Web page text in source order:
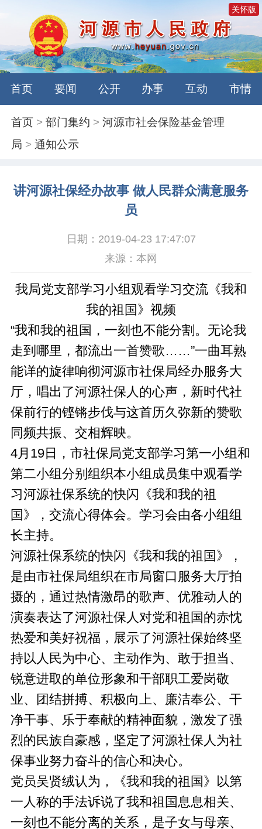
关怀版
首页 要闻 公开 办事 互动 市情
首页 >部门集约 >河源市社会保险基金管理
局 >通知公示
讲河源社保经办故事 做人民群众满意服务
员
日期：2019-04-23 17:47:07
来源：本网
我局党支部学习小组观看学习交流《我和
我的祖国》视频
“我和我的祖国，一刻也不能分割。无论我
走到哪里，都流出一首赞歌……”一曲耳熟
能详的旋律响彻河源市社保局经办服务大
厅，唱出了河源社保人的心声，新时代社
保前行的铿锵步伐与这首历久弥新的赞歌
同频共振、交相辉映。
4月19日，市社保局党支部学习第一小组和
第二小组分别组织本小组成员集中观看学
习河源社保系统的快闪《我和我的祖
国》，交流心得体会。学习会由各小组组
长主持。
河源社保系统的快闪《我和我的祖国》，
是由市社保局组织在市局窗口服务大厅拍
摄的，通过热情激昂的歌声、优雅动人的
演奏表达了河源社保人对党和祖国的赤忱
热爱和美好祝福，展示了河源社保始终坚
持以人民为中心、主动作为、敢于担当、
锐意进取的单位形象和干部职工爱岗敬
业、团结拼搏、积极向上、廉洁奉公、干
净干事、乐于奉献的精神面貌，激发了强
烈的民族自豪感，坚定了河源社保人为社
保事业努力奋斗的信心和决心。
党员吴贤绒认为，《我和我的祖国》以第
一人称的手法诉说了我和祖国息息相关、
一刻也不能分离的关系，是子女与母亲、